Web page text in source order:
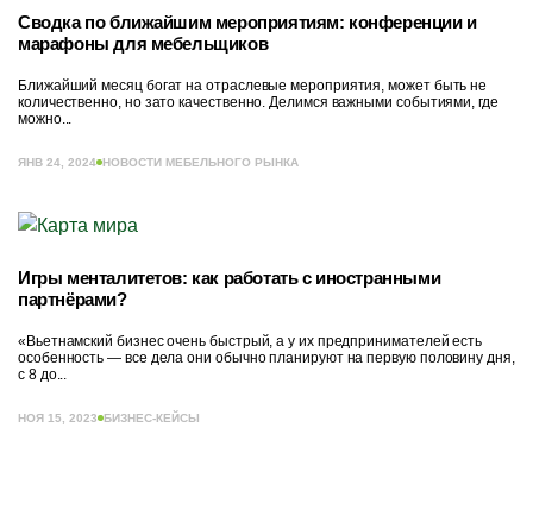
Сводка по ближайшим мероприятиям: конференции и
марафоны для мебельщиков
Ближайший месяц богат на отраслевые мероприятия, может быть не
количественно, но зато качественно. Делимся важными событиями, где
можно...
ЯНВ 24, 2024 НОВОСТИ МЕБЕЛЬНОГО РЫНКА
Игры менталитетов: как работать с иностранными
партнёрами?
«Вьетнамский бизнес очень быстрый, а у их предпринимателей есть
особенность — все дела они обычно планируют на первую половину дня,
с 8 до...
НОЯ 15, 2023 БИЗНЕС-КЕЙСЫ